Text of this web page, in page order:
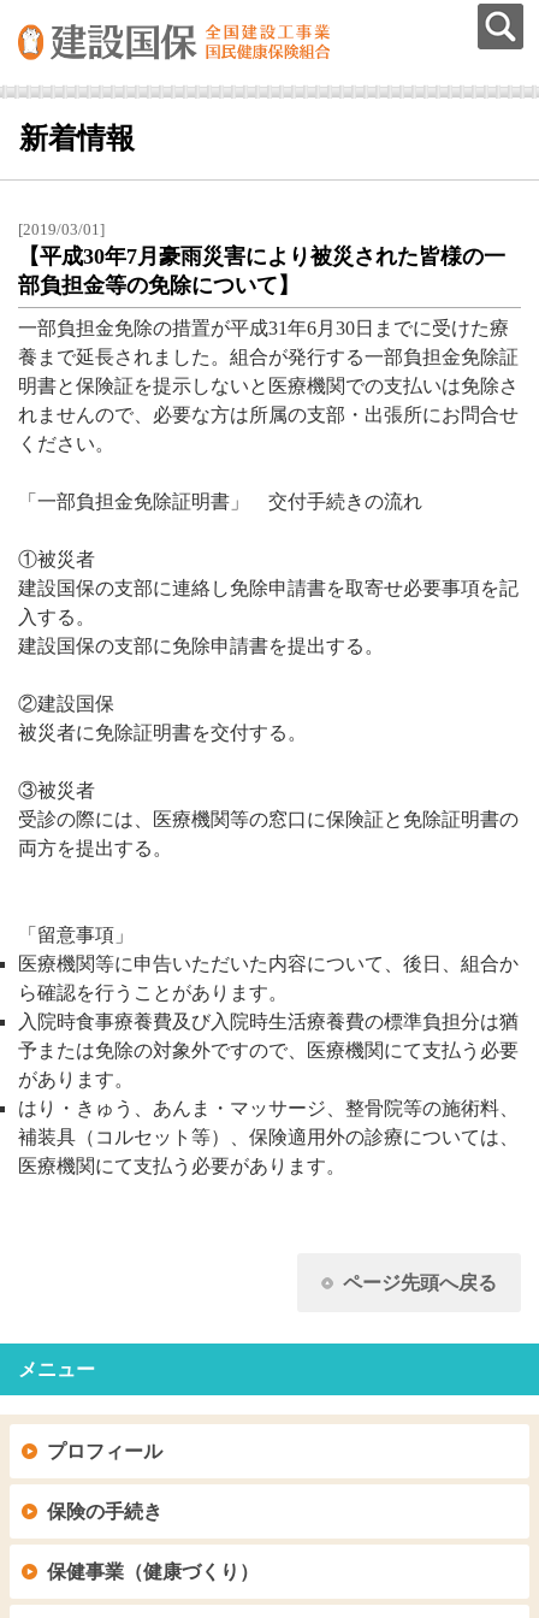
新着情報
[2019/03/01]
【平成30年7月豪雨災害により被災された皆様の一
部負担金等の免除について】
一部負担金免除の措置が平成31年6月30日までに受けた療
養まで延長されました。組合が発行する一部負担金免除証
明書と保険証を提示しないと医療機関での支払いは免除さ
れませんので、必要な方は所属の支部・出張所にお問合せ
ください。
「一部負担金免除証明書」 交付手続きの流れ
①被災者
建設国保の支部に連絡し免除申請書を取寄せ必要事項を記
入する。
建設国保の支部に免除申請書を提出する。
②建設国保
被災者に免除証明書を交付する。
③被災者
受診の際には、医療機関等の窓口に保険証と免除証明書の
両方を提出する。
「留意事項」
医療機関等に申告いただいた内容について、後日、組合か
ら確認を行うことがあります。
入院時食事療養費及び入院時生活療養費の標準負担分は猶
予または免除の対象外ですので、医療機関にて支払う必要
があります。
はり・きゅう、あんま・マッサージ、整骨院等の施術料、
補装具（コルセット等）、保険適用外の診療については、
医療機関にて支払う必要があります。
ページ先頭へ戻る
メニュー
プロフィール
保険の手続き
保健事業（健康づくり）